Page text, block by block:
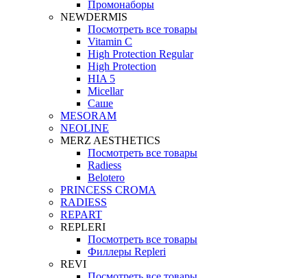
Промонаборы
NEWDERMIS
Посмотреть все товары
Vitamin C
High Protection Regular
High Protection
HIA 5
Micellar
Саше
MESORAM
NEOLINE
MERZ AESTHETICS
Посмотреть все товары
Radiess
Belotero
PRINCESS CROMA
RADIESS
REPART
REPLERI
Посмотреть все товары
Филлеры Repleri
REVI